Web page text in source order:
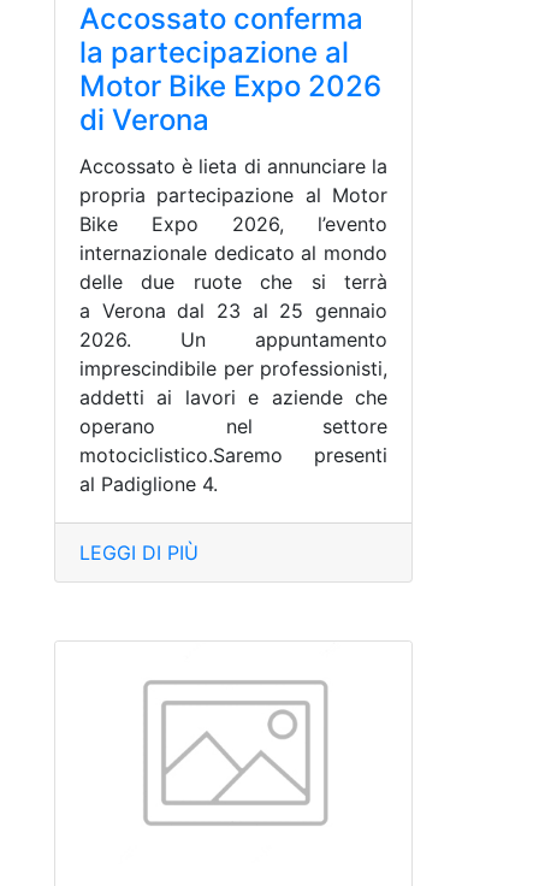
Accossato conferma
la partecipazione al
Motor Bike Expo 2026
di Verona
Accossato è lieta di annunciare la
propria partecipazione al Motor
Bike Expo 2026, l’evento
internazionale dedicato al mondo
delle due ruote che si terrà
a Verona dal 23 al 25 gennaio
2026. Un appuntamento
imprescindibile per professionisti,
addetti ai lavori e aziende che
operano nel settore
motociclistico.Saremo presenti
al Padiglione 4.
LEGGI DI PIÙ